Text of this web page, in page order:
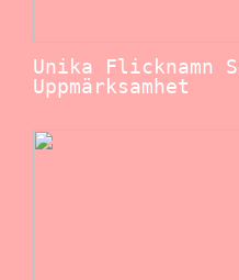
Unika Flicknamn
Uppmärksamhet